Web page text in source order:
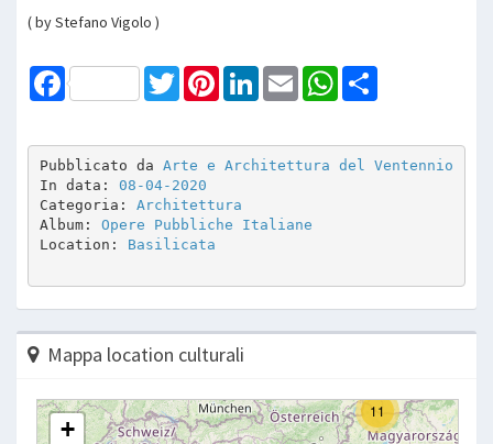
( by Stefano Vigolo )
Facebook TwitterPinterestLinkedInEmail WhatsApp
Pubblicato da Arte e Architettura del Ventennio
In data: 08-04-2020
Categoria: Architettura
Album: Opere Pubbliche Italiane
Location: Basilicata
Mappa location culturali